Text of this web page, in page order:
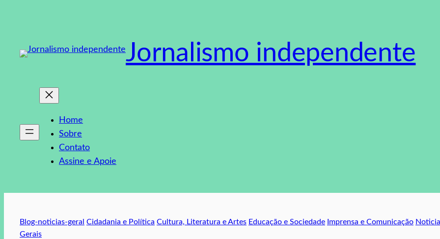
conteúdo
Jornalismo independente
Home
Sobre
Contato
Assine e Apoie
Blog-noticias-geral Cidadania e Política Cultura, Literatura e Artes Educação e Sociedade Imprensa e Comunicação
Gerais